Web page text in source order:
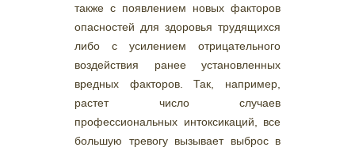
также с появлением новых факторов
опасностей для здоровья трудящихся
либо с усилением отрицательного
воздействия ранее установленных
вредных факторов. Так, например,
растет число случаев
профессиональных интоксикаций, все
большую тревогу вызывает выброс в